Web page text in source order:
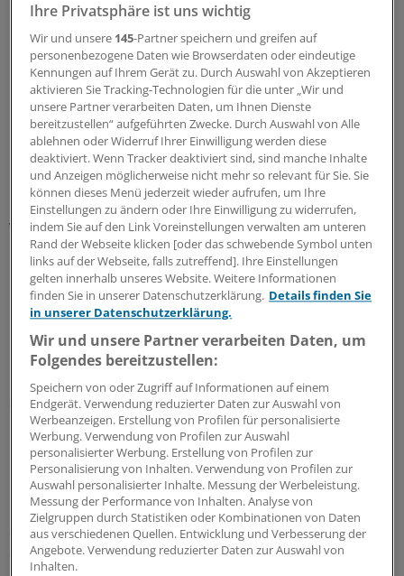
Datenlücke schon seit Jahren bestand", teilte das ULD
nach der Kontrolle durch drei Datenschützer mit.
Naturwüchsig und handgestrickt
Nach ihrer Einschätzung hatte keiner der auf
Unternehmensseite an der Prüfung beteiligten
Personen einen Überblick über die Verarbeitung der
Daten der psychisch Kranken.
Weichert verpflichtete Rebus, innerhalb einer kurzen
Frist Dokumente vorzulegen, die Auskunft über die
bestehenden Strukturen geben.
"Wir haben es hier mit einem undurchsichtigen
Unternehmensgeflecht zu tun, in dem naturwüchsig und
handgestrickt Lösungen erarbeitet wurden, die
insgesamt keine Sicherheiten gewährleisten konnten",
sagte Weichert.
Unzureichende Verschlüsselung?
Über Sanktionen soll erst nach einer umfassenden
Bestandsaufnahme entschieden werden.
Selbsthilfeverbände denken bereits über
Schadensersatzforderungen nach.
Ihre Privatsphäre ist uns wichtig
Wir und unsere 145-Partner speichern und greifen auf
personenbezogene Daten wie Browserdaten oder eindeutige
Kennungen auf Ihrem Gerät zu. Durch Auswahl von Akzeptieren
aktivieren Sie Tracking-Technologien für die unter „Wir und
unsere Partner verarbeiten Daten, um Ihnen Dienste
bereitzustellen“ aufgeführten Zwecke. Durch Auswahl von Alle
ablehnen oder Widerruf Ihrer Einwilligung werden diese
deaktiviert. Wenn Tracker deaktiviert sind, sind manche Inhalte
und Anzeigen möglicherweise nicht mehr so relevant für Sie. Sie
können dieses Menü jederzeit wieder aufrufen, um Ihre
Einstellungen zu ändern oder Ihre Einwilligung zu widerrufen,
indem Sie auf den Link Voreinstellungen verwalten am unteren
Rand der Webseite klicken [oder das schwebende Symbol unten
links auf der Webseite, falls zutreffend]. Ihre Einstellungen
gelten innerhalb unseres Website. Weitere Informationen
finden Sie in unserer Datenschutzerklärung. Details finden Sie
in unserer Datenschutzerklärung.
Wir und unsere Partner verarbeiten Daten, um
Folgendes bereitzustellen:
Speichern von oder Zugriff auf Informationen auf einem
Endgerät. Verwendung reduzierter Daten zur Auswahl von
Werbeanzeigen. Erstellung von Profilen für personalisierte
Werbung. Verwendung von Profilen zur Auswahl
personalisierter Werbung. Erstellung von Profilen zur
Personalisierung von Inhalten. Verwendung von Profilen zur
Auswahl personalisierter Inhalte. Messung der Werbeleistung.
Messung der Performance von Inhalten. Analyse von
Zielgruppen durch Statistiken oder Kombinationen von Daten
aus verschiedenen Quellen. Entwicklung und Verbesserung der
Angebote. Verwendung reduzierter Daten zur Auswahl von
Inhalten.